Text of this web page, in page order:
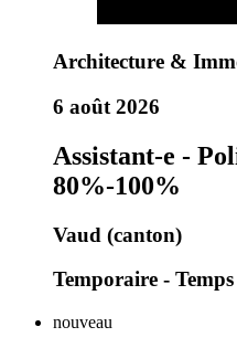
Architecture &
6 août 2026
Assistant-e -
80%-100%
Vaud (canton)
Temporaire -
nouveau